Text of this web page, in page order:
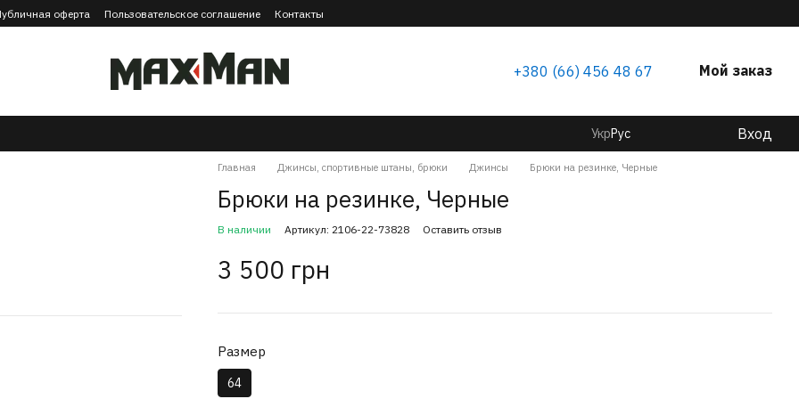
оферта Пользовательское соглашение Контакты
+380 (66) 456 48 67 Мой заказ
УкрРус Вход
Главная Джинсы, спортивные штаны, брюки Джинсы Брюки на резинке, Черные
Брюки на резинке, Черные
В наличии Артикул: 2106-22-73828 Оставить отзыв
3 500 грн
Размер
64